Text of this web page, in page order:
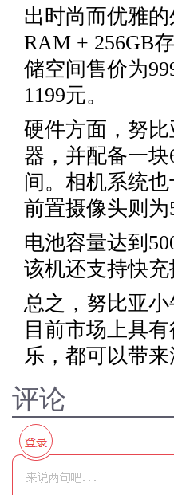
出时尚而优雅
RAM + 256GB
储空间售价为
1199元。
硬件方面，努比
器，并配备一块
间。相机系统
前置摄像头则为
电池容量达到
该机还支持快
总之，努比亚
目前市场上具
乐，都可以带来
评论